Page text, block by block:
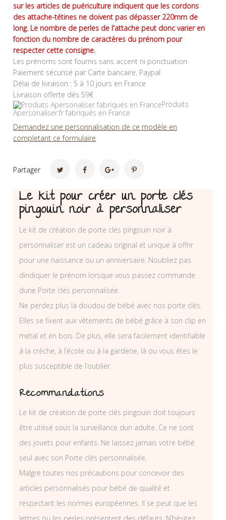
sur les articles de puériculture indiquent que les cordons
des attache-tétines ne doivent pas dépasser 220mm de
long. Le nombre de perles de l'attache peut donc varier en
fonction du nombre de caractères du prénom pour
respecter cette consigne.
Les prénoms sont fournis sans accent ni ponctuation
Paiement sécurisé par Carte bancaire, Paypal
Délai de livraison : 5 à 10 jours en France
Livraison offerte dès 59€
Produits
Apersonaliser.fr fabriqués en France
Demandez une personnalisation de ce modèle en
completant ce formulaire
Partager
Le kit pour créer un porte clés
pingouin noir à personnaliser
Le kit de création de porte clés pingouin noir à
personnaliser est un cadeau original et unique à offrir
pour une naissance ou un anniversaire. Noubliez pas
dindiquer le prénom lorsque vous passez commande
dune Porte clés personnalisée.
Ne perdez plus la doudou de bébé avec nos porte clés.
Elles se fixent aux vêtements de bébé grâce à son clip en
métal et en bois. De plus, elle sera facilement identifiable
à la crèche, à l’école ou à la garderie, là ou vous êtes le
plus susceptible de l’oublier.
Recommandations
Le kit de création de porte clés pingouin doit toujours
être utilisé sous la surveillance dun adulte. Ce ne sont
des jouets pour enfants. Ne laissez jamais votre bébé
seul avec son Porte clés personnalisée.
Malgré toutes nos précautions pour concevoir des
articles personnalisés pour bébé de qualité et
respectant les normes européennes. Il se peut que les